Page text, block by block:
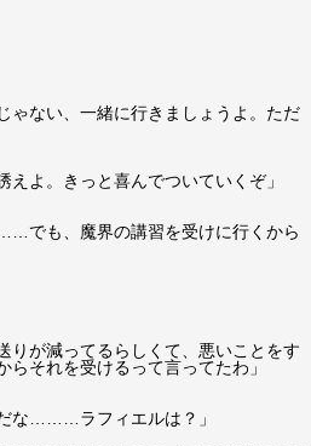
ない、一緒に行きましょうよ。ただ
よ。きっと喜んでついていくぞ」
でも、魔界の講習を受けに行くから
が減ってるらしくて、悪いことをす
それを受けるって言ってたわ」
な………ラフィエルは？」